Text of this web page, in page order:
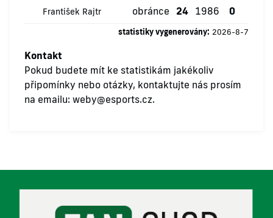
František Rajtr obránce 24 1986 0
statistiky vygenerovány: 2026-8-7
Kontakt
Pokud budete mít ke statistikám jakékoliv
připomínky nebo otázky, kontaktujte nás prosím
na emailu: weby@esports.cz.